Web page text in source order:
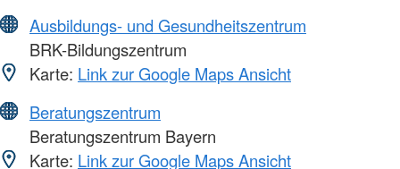
Ausbildungs- und Gesundheitszentrum
BRK-Bildungszentrum
Karte: Link zur Google Maps Ansicht
Beratungszentrum
Beratungszentrum Bayern
Karte: Link zur Google Maps Ansicht